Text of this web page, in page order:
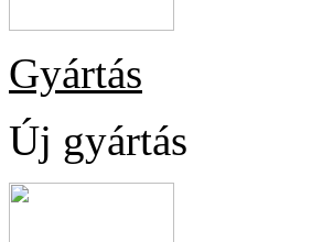
Gyártás
Új gyártás